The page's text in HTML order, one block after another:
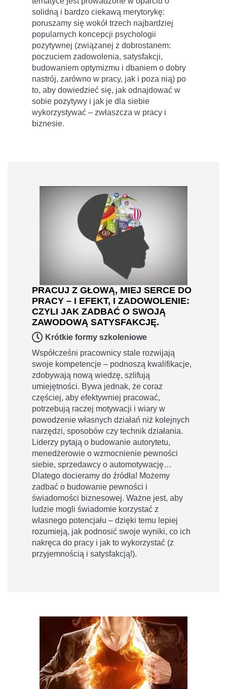
solidną i bardzo ciekawą merytorykę:
poruszamy się wokół trzech najbardziej
popularnych koncepcji psychologii
pozytywnej (związanej z dobrostanem:
poczuciem zadowolenia, satysfakcji,
budowaniem optymizmu i dbaniem o dobry
nastrój, zarówno w pracy, jak i poza nią) po
to, aby dowiedzieć się, jak odnajdować w
sobie pozytywy i jak je dla siebie
wykorzystywać – zwłaszcza w pracy i
biznesie.
PRACUJ Z GŁOWĄ, MIEJ SERCE DO
PRACY – I EFEKT, I ZADOWOLENIE:
CZYLI JAK ZADBAĆ O SWOJĄ
ZAWODOWĄ SATYSFAKCJĘ.
Krótkie formy szkoleniowe
Współcześni pracownicy stale rozwijają
swoje kompetencje – podnoszą kwalifikacje,
zdobywają nową wiedzę, szlifują
umiejętności. Bywa jednak, że coraz
częściej, aby efektywniej pracować,
potrzebują raczej motywacji i wiary w
powodzenie własnych działań niż kolejnych
narzędzi, sposobów czy technik działania.
Liderzy pytają o budowanie autorytetu,
menedżerowie o wzmocnienie pewności
siebie, sprzedawcy o automotywację…
Dlatego docieramy do źródła! Możemy
zadbać o budowanie pewności i
świadomości biznesowej. Ważne jest, aby
ludzie mogli świadomie korzystać z
własnego potencjału – dzięki temu lepiej
rozumieją, jak podnosić swoje wyniki, co ich
nakręca do pracy i jak to wykorzystać (z
przyjemnością i satysfakcją!).